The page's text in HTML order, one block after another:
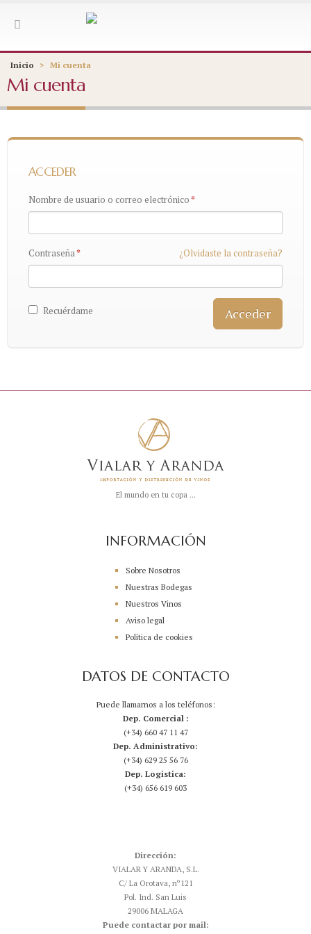
Inicio > Mi cuenta
Mi cuenta
ACCEDER
Nombre de usuario o correo electrónico*
Contraseña* ¿Olvidaste la contraseña?
Recuérdame
El mundo en tu copa ...
INFORMACIÓN
Sobre Nosotros
Nuestras Bodegas
Nuestros Vinos
Aviso legal
Política de cookies
DATOS DE CONTACTO
Puede llamarnos a los teléfonos:
Dep. Comercial :
(+34) 660 47 11 47
Dep. Administrativo:
(+34) 629 25 56 76
Dep. Logistica:
(+34) 656 619 603
Dirección:
VIALAR Y ARANDA, S.L.
C/ La Orotava, nº121
Pol. Ind. San Luis
29006 MALAGA
Puede contactar por mail: